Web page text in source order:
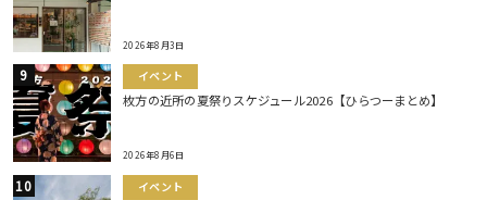
2026年8月3日
イベント
枚方の近所の夏祭りスケジュール2026【ひらつーまとめ】
2026年8月6日
イベント